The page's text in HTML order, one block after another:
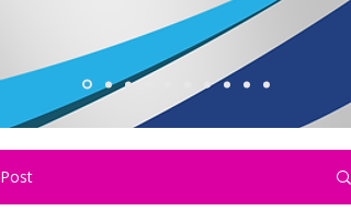
Post